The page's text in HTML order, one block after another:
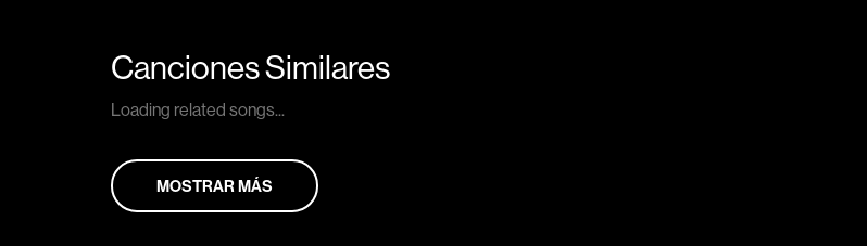
Canciones Similares
Loading related songs...
MOSTRAR MÁS